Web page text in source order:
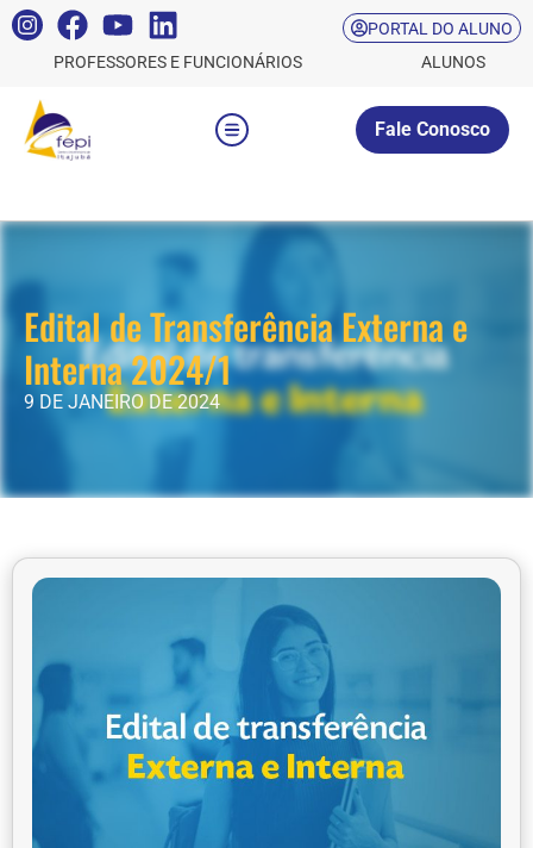
PORTAL DO ALUNO
PROFESSORES E FUNCIONÁRIOS
ALUNOS
Fale Conosco
Edital de Transferência Externa e
Interna 2024/1
9 DE JANEIRO DE 2024